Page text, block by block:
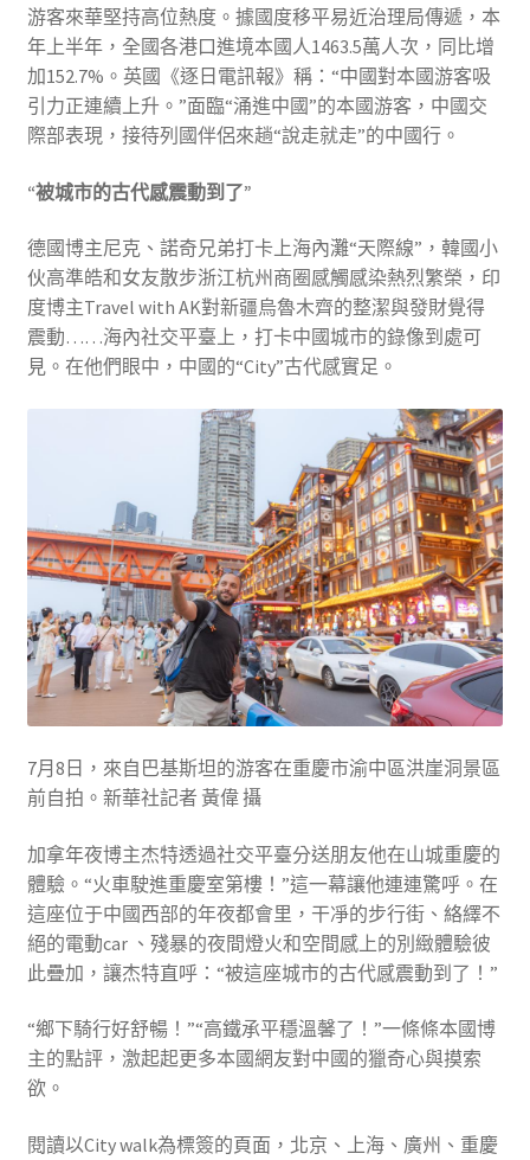
游客來華堅持高位熱度。據國度移平易近治理局傳遞，本
年上半年，全國各港口進境本國人1463.5萬人次，同比增
加152.7%。英國《逐日電訊報》稱：“中國對本國游客吸
引力正連續上升。”面臨“涌進中國”的本國游客，中國交
際部表現，接待列國伴侶來趟“說走就走”的中國行。
“被城市的古代感震動到了”
德國博主尼克、諾奇兄弟打卡上海內灘“天際線”，韓國小
伙高準皓和女友散步浙江杭州商圈感觸感染熱烈繁榮，印
度博主Travel with AK對新疆烏魯木齊的整潔與發財覺得
震動……海內社交平臺上，打卡中國城市的錄像到處可
見。在他們眼中，中國的“City”古代感實足。
7月8日，來自巴基斯坦的游客在重慶市渝中區洪崖洞景區
前自拍。新華社記者 黃偉 攝
加拿年夜博主杰特透過社交平臺分送朋友他在山城重慶的
體驗。“火車駛進重慶室第樓！”這一幕讓他連連驚呼。在
這座位于中國西部的年夜都會里，干凈的步行街、絡繹不
絕的電動car 、殘暴的夜間燈火和空間感上的別緻體驗彼
此疊加，讓杰特直呼：“被這座城市的古代感震動到了！”
“鄉下騎行好舒暢！”“高鐵承平穩溫馨了！”一條條本國博
主的點評，激起起更多本國網友對中國的獵奇心與摸索
欲。
閱讀以City walk為標簽的頁面，北京、上海、廣州、重慶